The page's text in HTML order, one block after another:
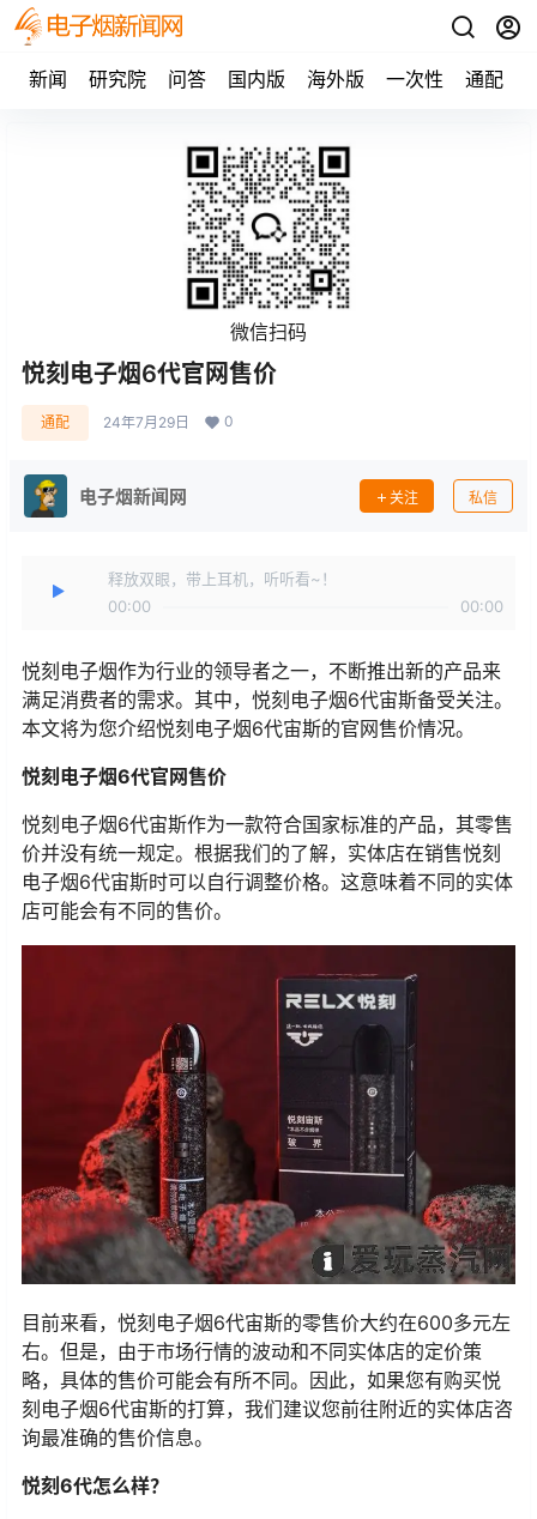
新闻 研究院 问答 国内版 海外版 一次性 通配
微信扫码
悦刻电子烟6代官网售价
通配 24年7月29日 0
电子烟新闻网 关注 私信
释放双眼，带上耳机，听听看~！
00:00
00:00
悦刻电子烟作为行业的领导者之一，不断推出新的产品来
满足消费者的需求。其中，悦刻电子烟6代宙斯备受关注。
本文将为您介绍悦刻电子烟6代宙斯的官网售价情况。
悦刻电子烟6代官网售价
悦刻电子烟6代宙斯作为一款符合国家标准的产品，其零售
价并没有统一规定。根据我们的了解，实体店在销售悦刻
电子烟6代宙斯时可以自行调整价格。这意味着不同的实体
店可能会有不同的售价。
目前来看，悦刻电子烟6代宙斯的零售价大约在600多元左
右。但是，由于市场行情的波动和不同实体店的定价策
略，具体的售价可能会有所不同。因此，如果您有购买悦
刻电子烟6代宙斯的打算，我们建议您前往附近的实体店咨
询最准确的售价信息。
悦刻6代怎么样？